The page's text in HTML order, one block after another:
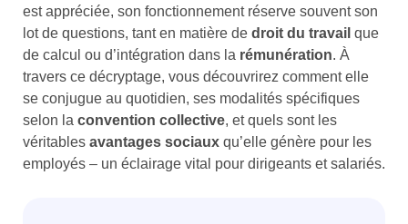
est appréciée, son fonctionnement réserve souvent son
lot de questions, tant en matière de droit du travail que
de calcul ou d’intégration dans la rémunération. À
travers ce décryptage, vous découvrirez comment elle
se conjugue au quotidien, ses modalités spécifiques
selon la convention collective, et quels sont les
véritables avantages sociaux qu’elle génère pour les
employés – un éclairage vital pour dirigeants et salariés.